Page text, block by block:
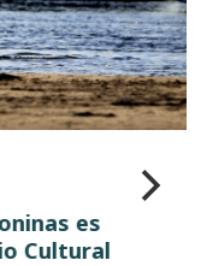
es
Cultural